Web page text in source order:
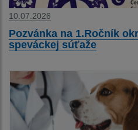
10.07.2026
Pozvánka na 1.Ročník
speváckej súťaže